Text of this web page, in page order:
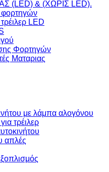
(LED) & (XΩΡΙΣ LED).
φορτηγών
LED
Φορτηγών
Ματαριας
με λάμπα αλογόνου
τρέιλερ
απλές